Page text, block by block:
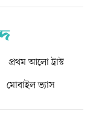
প্রথম আলো ট্রাস্ট
মোবাইল ভ্যাস